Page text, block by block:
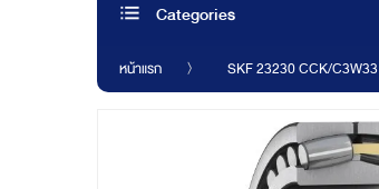
Categories
หน้าแรก SKF 23230 CCK/C3W33